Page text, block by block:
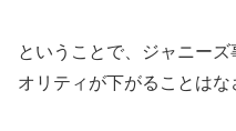
ということで、ジャニー
オリティが下がることはな